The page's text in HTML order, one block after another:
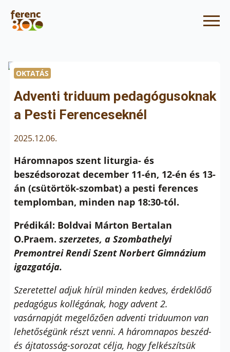
OKTATÁS
Adventi triduum pedagógusoknak
a Pesti Ferenceseknél
2025.12.06.
Háromnapos szent liturgia- és
beszédsorozat december 11-én, 12-én és 13-
án (csütörtök-szombat) a pesti ferences
templomban, minden nap 18:30-tól.
Prédikál: Boldvai Márton Bertalan
O.Praem. szerzetes, a Szombathelyi
Premontrei Rendi Szent Norbert Gimnázium
igazgatója.
Szeretettel adjuk hírül minden kedves, érdeklődő
pedagógus kollégának, hogy advent 2.
vasárnapját megelőzően adventi triduumon van
lehetőségünk részt venni. A háromnapos beszéd-
és ájtatosság-sorozat célja, hogy felkészítsük